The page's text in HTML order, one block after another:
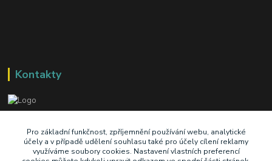
Kontakty
+420 603 345 409
prodej@ik-oil.cz
Pro základní funkčnost, zpříjemnění používání webu, analytické
účely a v případě udělení souhlasu také pro účely cílení reklamy
využíváme soubory cookies. Nastavení vlastních preferencí